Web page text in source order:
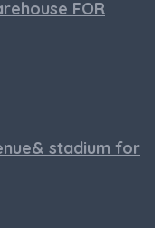
FOR
stadium for